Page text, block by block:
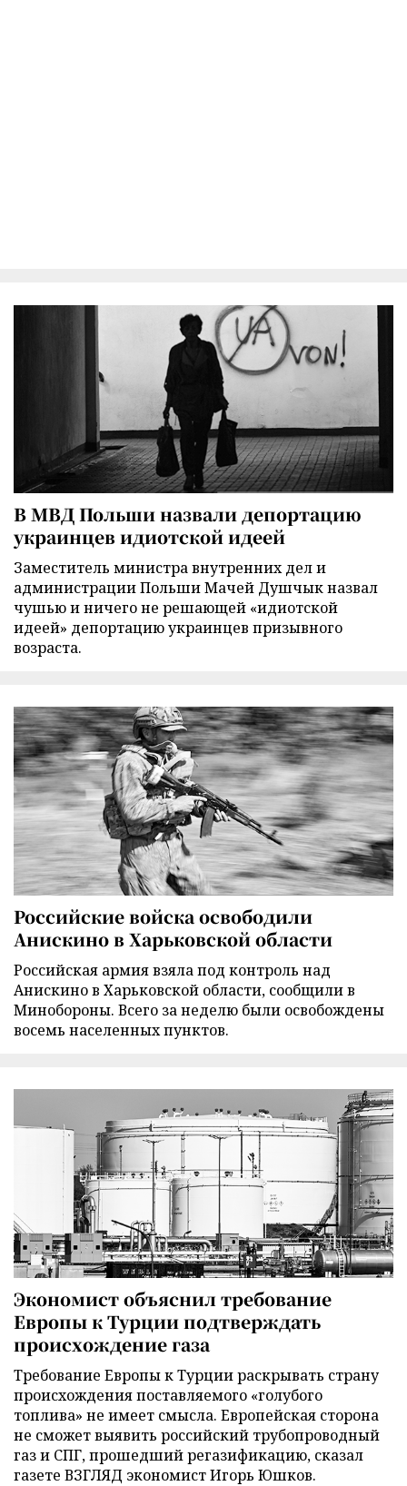
В МВД Польши назвали депортацию
украинцев идиотской идеей
Заместитель министра внутренних дел и
администрации Польши Мачей Душчык назвал
чушью и ничего не решающей «идиотской
идеей» депортацию украинцев призывного
возраста.
Российские войска освободили
Анискино в Харьковской области
Российская армия взяла под контроль над
Анискино в Харьковской области, сообщили в
Минобороны. Всего за неделю были освобождены
восемь населенных пунктов.
Экономист объяснил требование
Европы к Турции подтверждать
происхождение газа
Требование Европы к Турции раскрывать страну
происхождения поставляемого «голубого
топлива» не имеет смысла. Европейская сторона
не сможет выявить российский трубопроводный
газ и СПГ, прошедший регазификацию, сказал
газете ВЗГЛЯД экономист Игорь Юшков.